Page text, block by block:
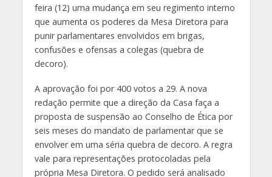
feira (12) uma mudança em seu regimento interno
que aumenta os poderes da Mesa Diretora para
punir parlamentares envolvidos em brigas,
confusões e ofensas a colegas (quebra de
decoro).
A aprovação foi por 400 votos a 29. A nova
redação permite que a direção da Casa faça a
proposta de suspensão ao Conselho de Ética por
seis meses do mandato de parlamentar que se
envolver em uma séria quebra de decoro. A regra
vale para representações protocoladas pela
própria Mesa Diretora. O pedido será analisado